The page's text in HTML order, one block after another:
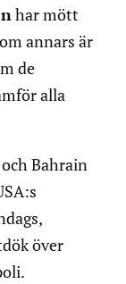
har mött
annars är
de
alla
Bahrain
över